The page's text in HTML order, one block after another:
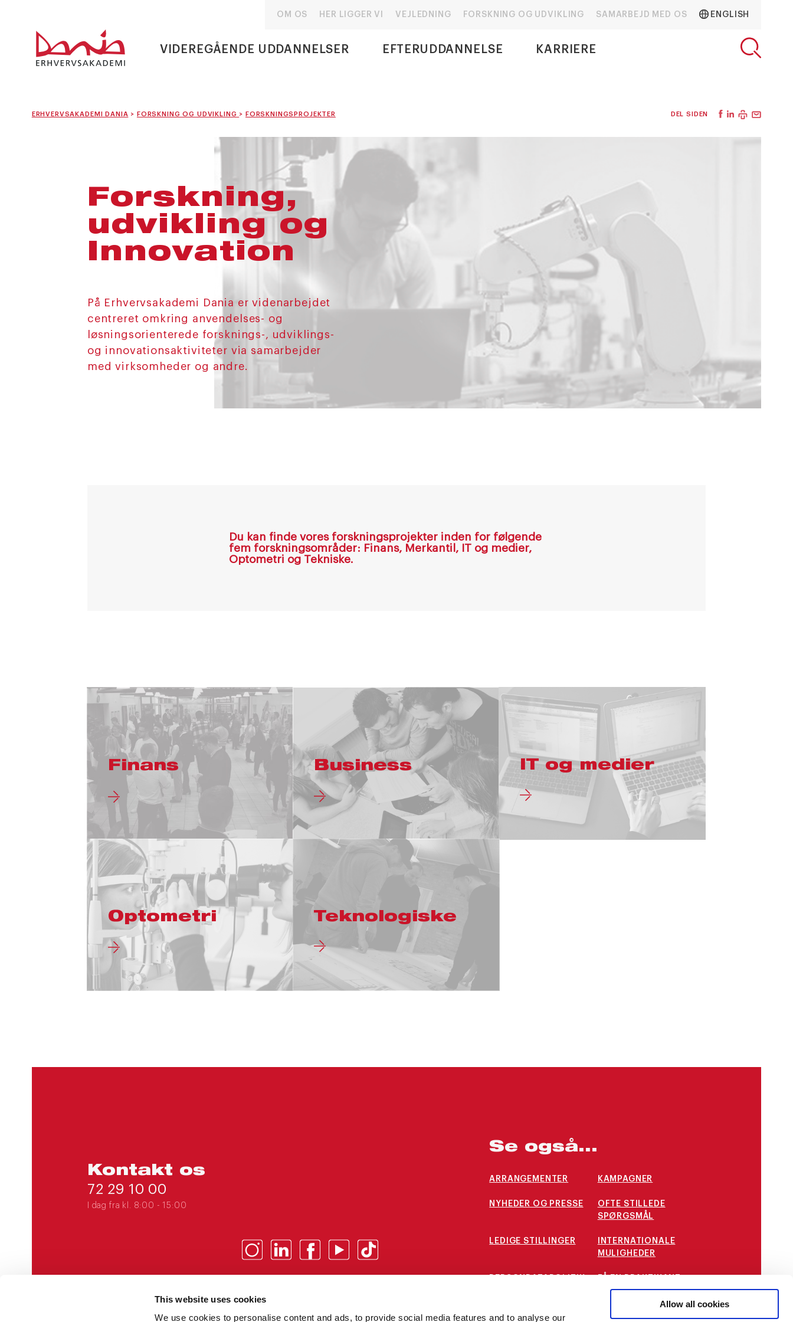
This website uses cookies
We use cookies to personalise content and ads, to provide social media features and to analyse our
Allow all cookies
OM OS HER LIGGER VI VEJLEDNING FORSKNING OG UDVIKLING SAMARBEJD MED OS ENGLISH
VIDEREGÅENDE UDDANNELSER EFTERUDDANNELSE KARRIERE
ERHVERVSAKADEMI DANIA > FORSKNING OG UDVIKLING > FORSKNINGSPROJEKTER DEL SIDEN
Forskning,
udvikling og
Innovation
På Erhvervsakademi Dania er videnarbejdet
centreret omkring anvendelses- og
løsningsorienterede forsknings-, udviklings-
og innovationsaktiviteter via samarbejder
med virksomheder og andre.
Du kan finde vores forskningsprojekter inden for følgende
fem forskningsområder: Finans, Merkantil, IT og medier,
Optometri og Tekniske.
Finans Business IT og medier
Optometri Teknologiske
Kontakt os
72 29 10 00
I dag fra kl. 8:00 - 15:00
Se også...
ARRANGEMENTER KAMPAGNER
NYHEDER OG PRESSE
OFTE STILLEDE
SPØRGSMÅL
LEDIGE STILLINGER
INTERNATIONALE
MULIGHEDER
STUDENTERDEMOKRATI